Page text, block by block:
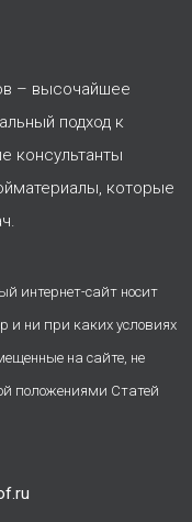
– высочайшее
подход к
консультанты
которые
интернет-сайт носит
и ни при каких условиях
на сайте, не
положениями Статей